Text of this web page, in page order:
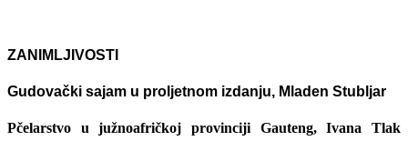
ZANIMLJIVOSTI
Gudovački sajam u proljetnom izdanju, Mladen Stubljar
Pčelarstvo u južnoafričkoj provinciji Gauteng, Ivana Tlak